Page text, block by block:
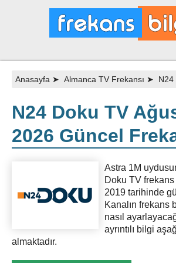
Anasayfa ➤ Almanca TV Frekansı ➤ N24
N24 Doku TV
2026 Güncel
Astra 1M
Doku TV
2019 tarihinde
Kanalın frekans
nasıl
ayrıntılı bilgi
almaktadır.